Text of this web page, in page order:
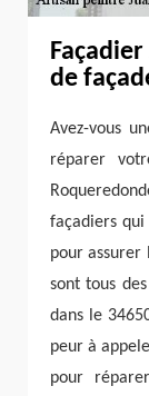
de
Avez-vous
réparer
façadiers
pour assurer
sont tous
dans le
peur à
pour